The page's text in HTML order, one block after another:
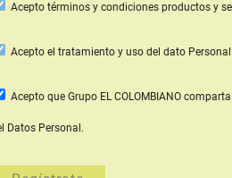
Acepto términos y condiciones productos y
Aceptoel tratamiento y uso del dato Personal
Acepto que Grupo EL COLOMBIANO
Datos Personal.